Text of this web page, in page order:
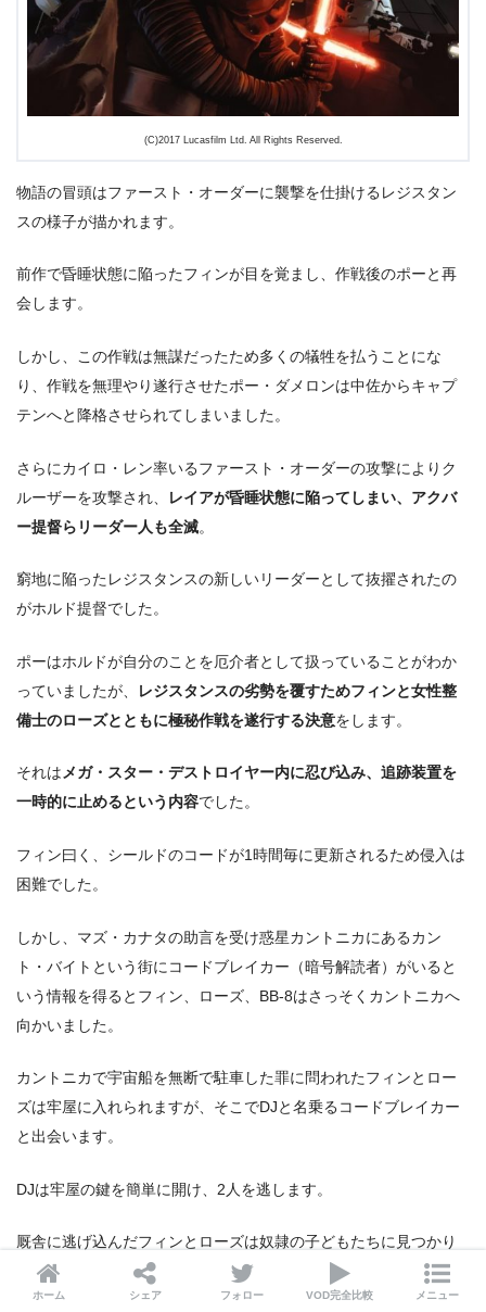
(C)2017 Lucasfilm Ltd. All Rights Reserved.
物語の冒頭はファースト・オーダーに襲撃を仕掛けるレジスタン
スの様子が描かれます。
前作で昏睡状態に陥ったフィンが目を覚まし、作戦後のポーと再
会します。
しかし、この作戦は無謀だったため多くの犠牲を払うことにな
り、作戦を無理やり遂行させたポー・ダメロンは中佐からキャプ
テンへと降格させられてしまいました。
さらにカイロ・レン率いるファースト・オーダーの攻撃によりク
ルーザーを攻撃され、
レイアが昏睡状態に陥ってしまい、アクバ
ー提督らリーダー人も全滅。
窮地に陥ったレジスタンスの新しいリーダーとして抜擢されたの
がホルド提督でした。
ポーはホルドが自分のことを厄介者として扱っていることがわか
っていましたが、
レジスタンスの劣勢を覆すためフィンと女性整
備士のローズとともに極秘作戦を遂行する決意をします。
それはメガ・スター・デストロイヤー内に忍び込み、追跡装置を
一時的に止めるという内容でした。
フィン曰く、シールドのコードが1時間毎に更新されるため侵入は
困難でした。
しかし、マズ・カナタの助言を受け惑星カントニカにあるカン
ト・バイトという街にコードブレイカー（暗号解読者）がいると
いう情報を得るとフィン、ローズ、BB-8はさっそくカントニカへ
向かいました。
カントニカで宇宙船を無断で駐車した罪に問われたフィンとロー
ズは牢屋に入れられますが、そこでDJと名乗るコードブレイカー
と出会います。
DJは牢屋の鍵を簡単に開け、2人を逃します。
厩舎に逃げ込んだフィンとローズは奴隷の子どもたちに見つかり
ますが、
ローズがレジスタンスのマークの入った指輪を渡すと子
どもたちは味方になり2人を逃します
ホーム シェア フォロー VOD完全比較 メニュー